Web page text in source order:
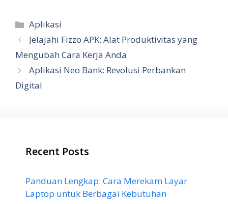
Categories
Aplikasi
Jelajahi Fizzo APK: Alat Produktivitas yang
Mengubah Cara Kerja Anda
Aplikasi Neo Bank: Revolusi Perbankan
Digital
Recent Posts
Panduan Lengkap: Cara Merekam Layar
Laptop untuk Berbagai Kebutuhan